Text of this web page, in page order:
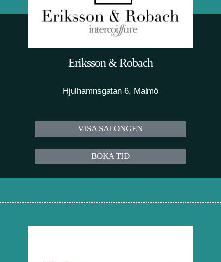
Eriksson & Robach
Hjulhamnsgatan 6, Malmö
VISA SALONGEN
BOKA TID